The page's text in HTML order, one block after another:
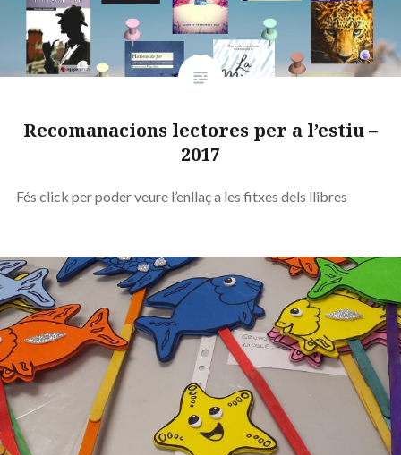
Recomanacions lectores per a l’estiu –
2017
Fés click per poder veure l’enllaç a les fitxes dels llibres